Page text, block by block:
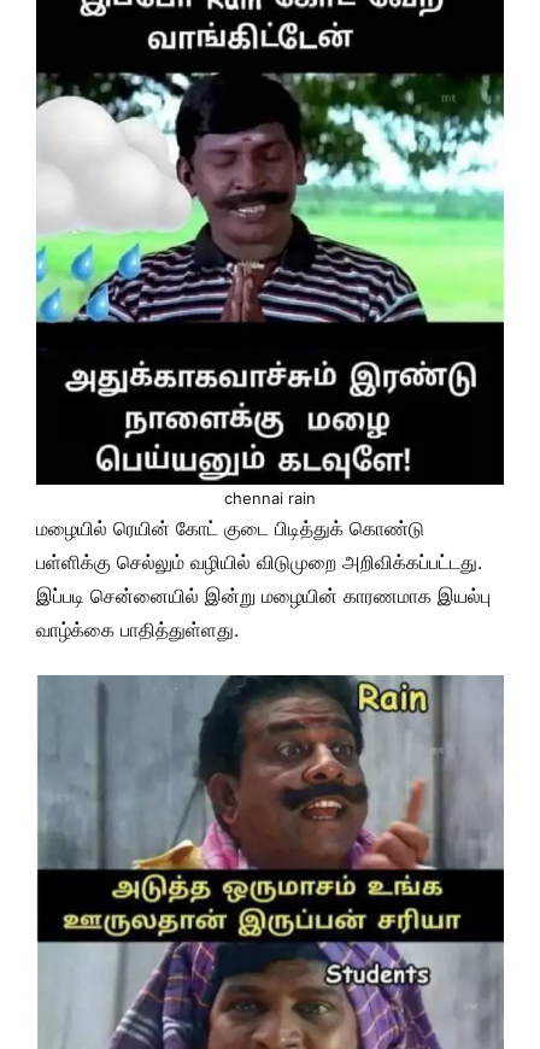
chennai rain
மழையில் ரெயின் கோட் குடை பிடித்துக் கொண்டு
பள்ளிக்கு செல்லும் வழியில் விடுமுறை அறிவிக்கப்பட்டது.
இப்படி சென்னையில் இன்று மழையின் காரணமாக இயல்பு
வாழ்க்கை பாதித்துள்ளது.